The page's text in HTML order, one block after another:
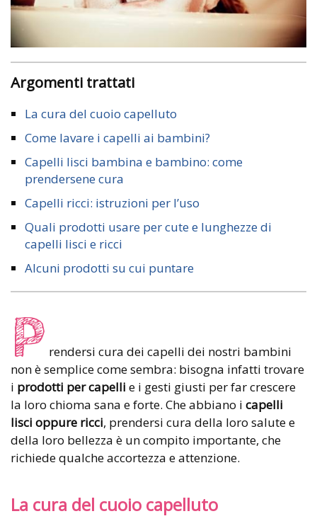
Argomenti trattati
La cura del cuoio capelluto
Come lavare i capelli ai bambini?
Capelli lisci bambina e bambino: come
prendersene cura
Capelli ricci: istruzioni per l’uso
Quali prodotti usare per cute e lunghezze di
capelli lisci e ricci
Alcuni prodotti su cui puntare
P rendersi cura dei capelli dei nostri bambini
non è semplice come sembra: bisogna infatti trovare
i prodotti per capelli e i gesti giusti per far crescere
la loro chioma sana e forte. Che abbiano i capelli
lisci oppure ricci, prendersi cura della loro salute e
della loro bellezza è un compito importante, che
richiede qualche accortezza e attenzione.
La cura del cuoio capelluto